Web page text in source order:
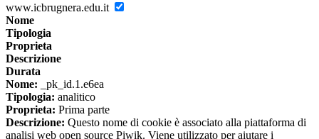
www.icbrugnera.edu.it
Nome
Tipologia
Proprieta
Descrizione
Durata
Nome: _pk_id.1.e6ea
Tipologia: analitico
Proprieta: Prima parte
Descrizione: Questo nome di cookie è associato alla piattaforma di
analisi web open source Piwik. Viene utilizzato per aiutare i